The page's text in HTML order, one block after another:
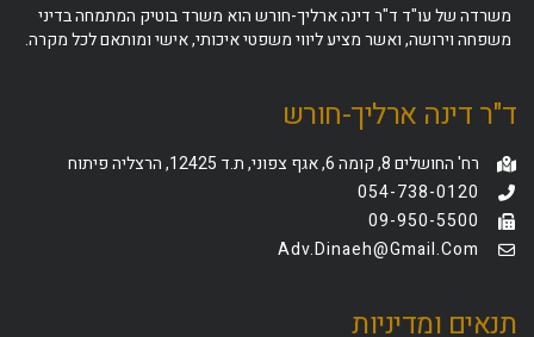
משרדה של עו"ד ד"ר דינה ארליך-חורש הוא משרד בוטיק המתמחה בדיני
משפחה וירושה, ואשר מציע ליווי משפטי איכותי, אישי ומותאם לכל מקרה.
ד"ר דינה ארליך-חורש
רח' החושלים 8, קומה 6, אגף צפוני, ת.ד 12425, הרצליה פיתוח
054-738-0120
09-950-5500
Adv.dinaeh@gmail.com
תנאים ומדיניות